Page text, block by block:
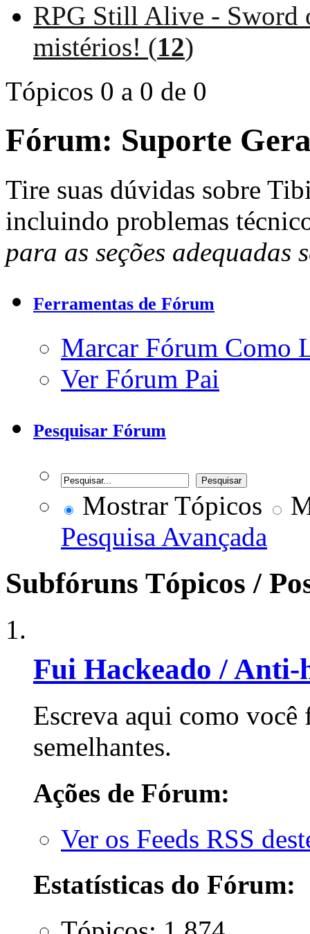
RPG Still Alive - Sword
mistérios! (12)
Tópicos 0 a 0 de 0
Fórum: Suporte
Tire suas dúvidas sobre
incluindo problemas
para as seções adequadas
Ferramentas de Fórum
Marcar Fórum Como
Ver Fórum Pai
Pesquisar Fórum
Mostrar Tópicos
Pesquisa Avançada
Subfóruns Tópicos /
Fui Hackeado / Anti-
Escreva aqui como você
semelhantes.
Ações de Fórum:
Ver os Feeds RSS
Estatísticas do Fórum: